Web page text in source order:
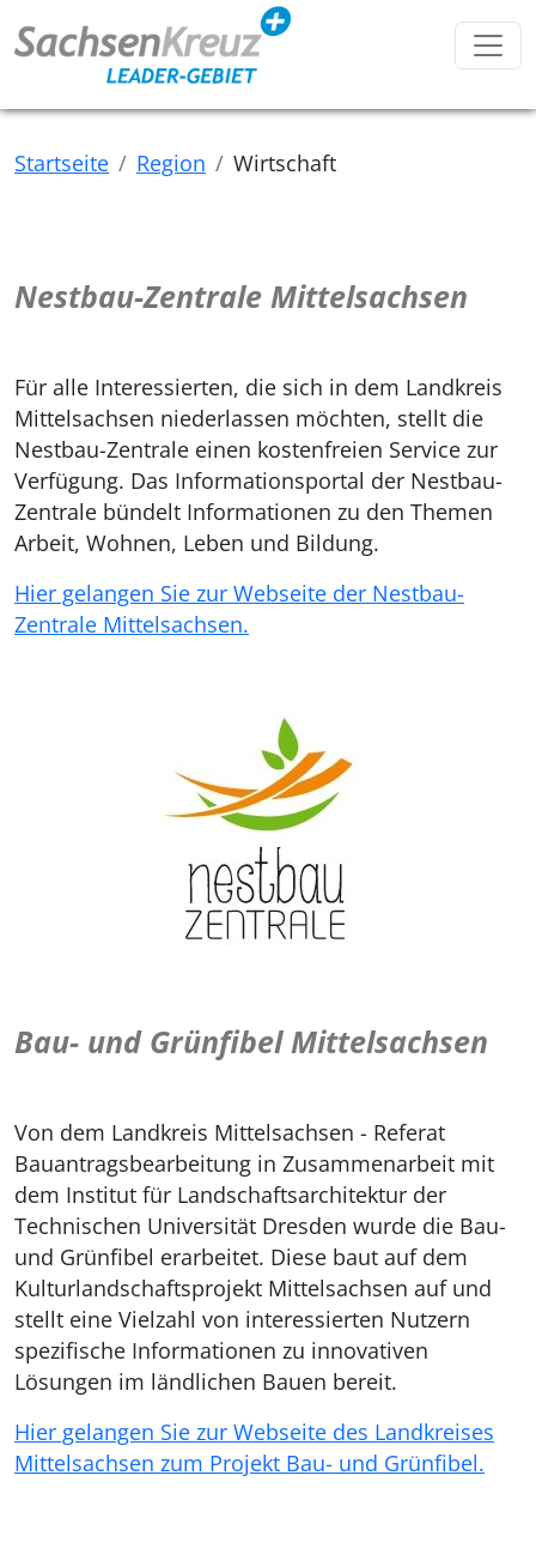
Startseite Region Wirtschaft
Nestbau-Zentrale Mittelsachsen
Für alle Interessierten, die sich in dem Landkreis
Mittelsachsen niederlassen möchten, stellt die
Nestbau-Zentrale einen kostenfreien Service zur
Verfügung. Das Informationsportal der Nestbau-
Zentrale bündelt Informationen zu den Themen
Arbeit, Wohnen, Leben und Bildung.
Hier gelangen Sie zur Webseite der Nestbau-
Zentrale Mittelsachsen.
Bau- und Grünfibel Mittelsachsen
Von dem Landkreis Mittelsachsen - Referat
Bauantragsbearbeitung in Zusammenarbeit mit
dem Institut für Landschaftsarchitektur der
Technischen Universität Dresden wurde die Bau-
und Grünfibel erarbeitet. Diese baut auf dem
Kulturlandschaftsprojekt Mittelsachsen auf und
stellt eine Vielzahl von interessierten Nutzern
spezifische Informationen zu innovativen
Lösungen im ländlichen Bauen bereit.
Hier gelangen Sie zur Webseite des Landkreises
Mittelsachsen zum Projekt Bau- und Grünfibel.